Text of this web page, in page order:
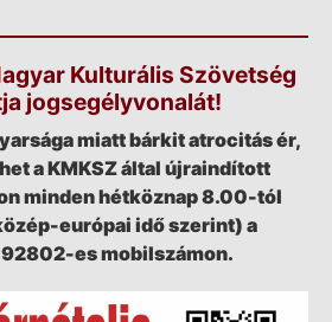
Kulturális Szövetség
jogsegélyvonalát!
miatt bárkit atrocitás ér,
a KMKSZ által újraindított
minden hétköznap 8.00-tól
európai idő szerint) a
es mobilszámon.